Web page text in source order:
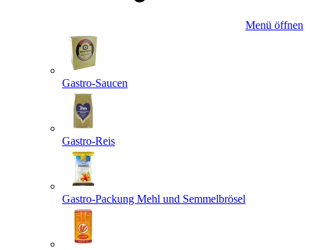
Menü öffnen
Gastro-Saucen
Gastro-Reis
Gastro-Packung Mehl und Semmelbrösel